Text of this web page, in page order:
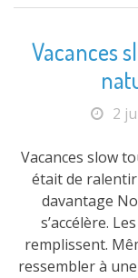
Vacances
2
Vacances slow
était de
davantage
s’accélère.
remplissent.
ressembler à